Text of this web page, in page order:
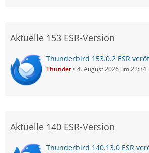
Aktuelle 153 ESR-Version
Thunderbird 153.0.2 ESR
Thunder 4. August 2026 um 22:34
Aktuelle 140 ESR-Version
Thunderbird 140.13.0 ESR